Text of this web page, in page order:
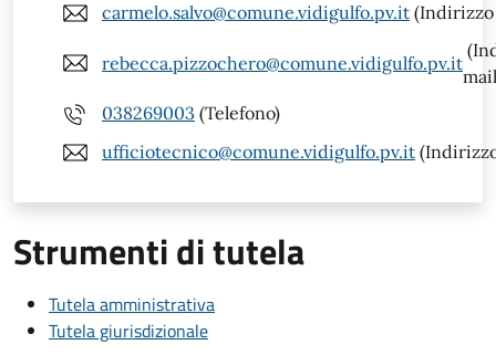
carmelo.salvo@comune.vidigulfo.pv.it (Indirizzo
rebecca.pizzochero@comune.vidigulfo.pv.it
038269003 (Telefono)
ufficiotecnico@comune.vidigulfo.pv.it
Strumenti di tutela
Tutela amministrativa
Tutela giurisdizionale